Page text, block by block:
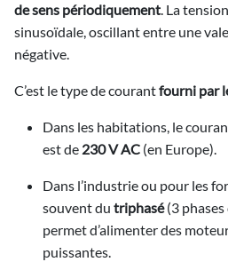
de sens périodiquement. La
sinusoïdale, oscillant entre une
négative.
C’est le type de courantfourni par
Dans les habitations, le
est de 230 V AC (en Europe).
Dans l’industrie ou pour les
souvent du triphasé(3 phases
permet d’alimenter des
puissantes.